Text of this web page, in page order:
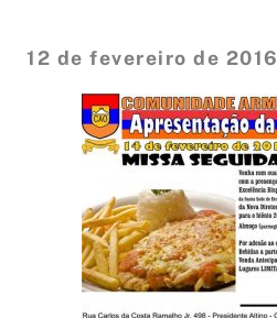
12 de fevereiro de 2016